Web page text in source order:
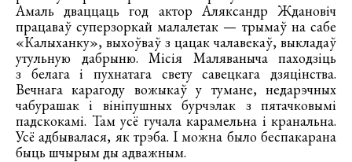
Амаль дваццаць год актор Аляксандр Ждановіч
працаваў суперзоркай малалетак — трымаў на сабе
«Калыханку», выхоўваў з цацак чалавекаў, выкладаў
утульную дабрыню. Місія Маляваныча паходзіць
з белага і пухнатага свету савецкага дзяцінства.
Вечнага карагоду вожыкаў у тумане, недарэчных
чабурашак і вініпушных бурчэлак з пятачковымі
падскокамі. Там усё гучала карамельна і кранальна.
Усё адбывалася, як трэба. І можна было беспакарана
быць шчырым ды адважным.